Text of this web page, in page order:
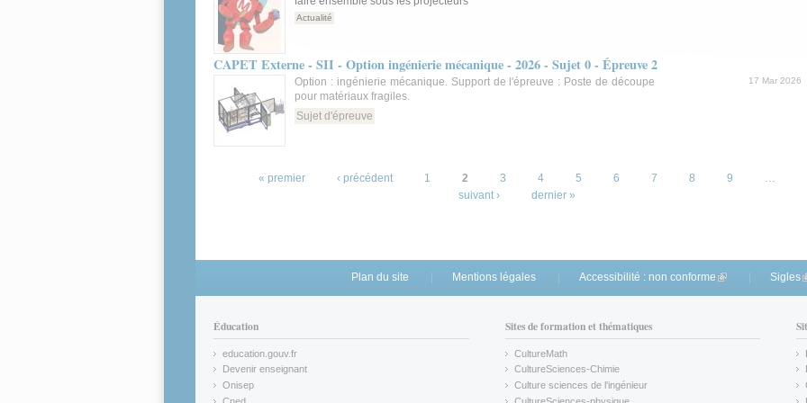
Actualité
CAPET Externe - SII - Option ingénierie mécanique - 2026 - Sujet 0 - Épreuve 2
17 Mar 2026
Option : ingénierie mécanique. Support de l'épreuve : Poste de découpe
pour matériaux fragiles.
Sujet d'épreuve
« premier ‹ précédent 1 2 3 4 5 6 7 8 9
…
suivant ›
dernier »
Plan du site Mentions légales Accessibilité : non conforme (link is external)
Sigles
Éducation
education.gouv.fr
(link is external)
Devenir enseignant
(link is external)
Onisep
(link is external)
Sites de formation et thématiques
CultureMath
(link is external)
CultureSciences-Chimie
(link is external)
Culture sciences de l'ingénieur